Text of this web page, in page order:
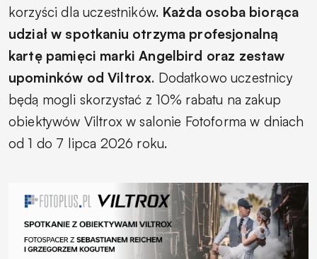
korzyści dla uczestników. Każda osoba biorąca
udział w spotkaniu otrzyma profesjonalną
kartę pamięci marki Angelbird oraz zestaw
upominków od Viltrox. Dodatkowo uczestnicy
będą mogli skorzystać z 10% rabatu na zakup
obiektywów Viltrox w salonie Fotoforma w dniach
od 1 do 7 lipca 2026 roku.